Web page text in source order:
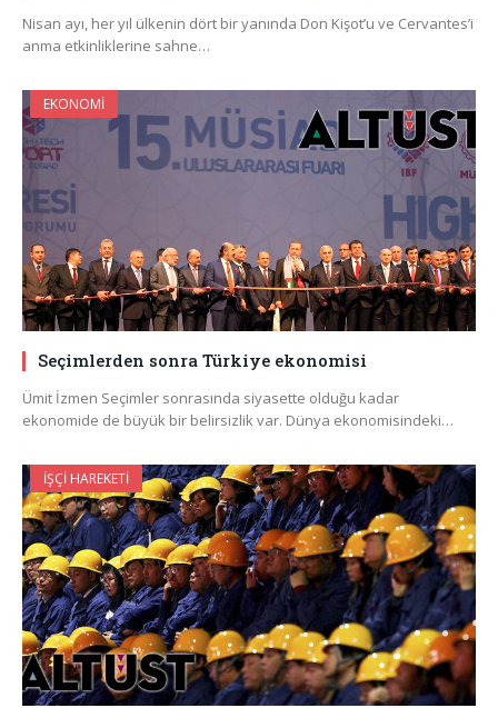
Nisan ayı, her yıl ülkenin dört bir yanında Don Kişot’u ve Cervantes’i
anma etkinliklerine sahne…
EKONOMI
Seçimlerden sonra Türkiye ekonomisi
Ümit İzmen Seçimler sonrasında siyasette olduğu kadar
ekonomide de büyük bir belirsizlik var. Dünya ekonomisindeki…
İŞÇI HAREKETI